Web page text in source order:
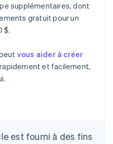
supplémentaires, dont
gratuit pour un
$.
vous aider à créer
rapidement et facilement,
est fourni à des fins